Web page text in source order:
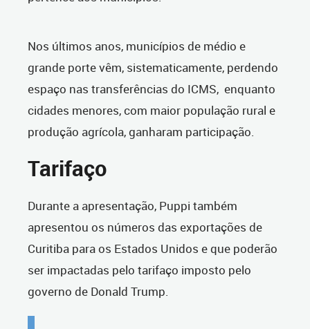
Nos últimos anos, municípios de médio e
grande porte vêm, sistematicamente, perdendo
espaço nas transferências do ICMS, enquanto
cidades menores, com maior população rural e
produção agrícola, ganharam participação.
Tarifaço
Durante a apresentação, Puppi também
apresentou os números das exportações de
Curitiba para os Estados Unidos e que poderão
ser impactadas pelo tarifaço imposto pelo
governo de Donald Trump.